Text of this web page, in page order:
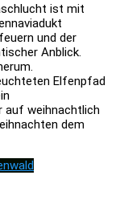
ist mit
und der
Anblick.
Elfenpfad
auf weihnachtlich
dem